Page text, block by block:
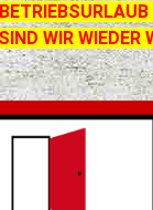
WIR WIEDER